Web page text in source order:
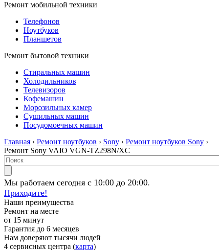
Ремонт мобильной техники
Телефонов
Ноутбуков
Планшетов
Ремонт бытовой техники
Стиральных машин
Холодильников
Телевизоров
Кофемашин
Морозильных камер
Сушильных машин
Посудомоечных машин
Главная › Ремонт ноутбуков › Sony › Ремонт ноутбуков Sony ›
Ремонт Sony VAIO VGN-TZ298N/XC
Мы работаем сегодня с 10:00 до 20:00.
Приходите!
Наши преимущества
Ремонт на месте
от 15 минут
Гарантия до 6 месяцев
Нам доверяют тысячи людей
4 сервисных центра (карта)